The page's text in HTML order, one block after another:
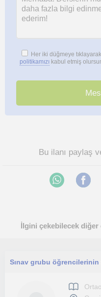
Her iki düğmeye
politikamızı kabul etmiş
Bu ilanı paylaş
İlgini çekebilecek